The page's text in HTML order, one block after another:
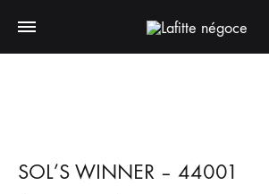
SOL’S WINNER – 44001